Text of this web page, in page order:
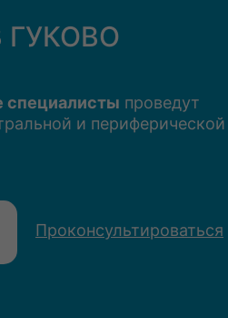
ГУКОВО
специалисты проведут
и периферической
Проконсультироваться